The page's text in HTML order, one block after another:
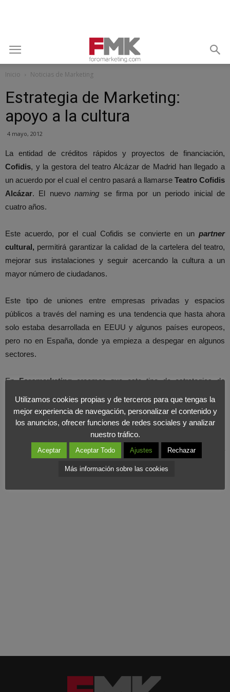
Inicio Noticias de Marketing
Estrategia de Marketing:
apoyo a la cultura
4 mayo, 2012
La entidad de créditos rápidos y proyectos de financiación,
Cofidis, y la gestora del teatro Alcázar de Madrid han llegado a
un acuerdo por el cual el centro pasará a llamarse Teatro Cofidis
Alcázar. El nuevonaming se firma por un periodo inicial de
cuatro años.
Este acuerdo, por el cual Cofidis se convierte en un partner
cultural, permitirá garantizar la calidad de la cartelera del teatro,
mejorar sus instalaciones y seguir acercando la cultura a un
mayor número de ciudadanos.
Este tipo de uniones entre empresas privadas y espacios
públicos a través del naming es una tendencia que hasta ahora
solo estaba desarrollada en EEUU y algunos países europeos,
pero no en España, donde ya empieza a despegar en algunos
sectores.
EnForomarketingcreemos que este tipo de estrategias de
espacios culturales
. Es necesario que las empresas apuesten
por el cine y el teatro, ya que la cultura es una fuente de
de retorno. Lo sabemos porque en el año 1994 cuando
la empresa que fundó Foromarketing estuvo trabajando para
Víctor Ullate y pudo comprobar los múltiplesbeneficios
Utilizamos cookies propias y de terceros para que tengas la
mejor experiencia de navegación, personalizar el contenido y
los anuncios, ofrecer funciones de redes sociales y analizar
nuestro tráfico.
Aceptar Aceptar Todo Ajustes Rechazar
Más información sobre las cookies